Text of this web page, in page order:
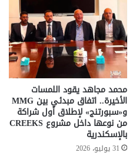
محمد مجاهد يقود اللمسات
الأخيرة.. اتفاق مبدئي بين MMG
و«سبورتنج» لإطلاق أول شراكة
من نوعها داخل مشروع CREEKS
بالإسكندرية
31 يوليو، 2026